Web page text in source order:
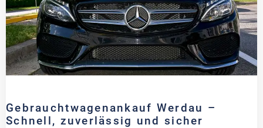
Gebrauchtwagenankauf Werdau –
Schnell, zuverlässig und sicher